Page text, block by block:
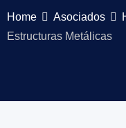
Home Asociados
Estructuras Metálicas